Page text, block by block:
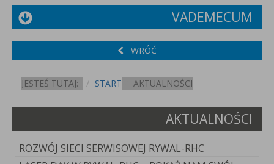
VADEMECUM
WRÓĆ
JESTEŚ TUTAJ: START AKTUALNOŚCI
AKTUALNOŚCI
ROZWÓJ SIECI SERWISOWEJ RYWAL-RHC